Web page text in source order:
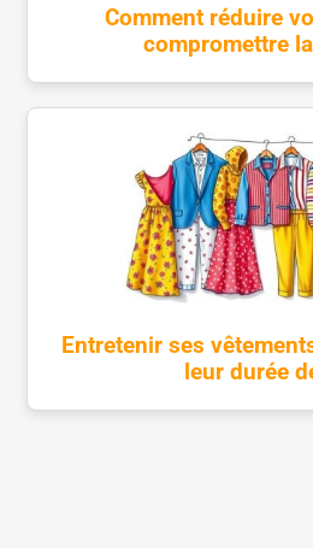
Comment réduire
compromettre
Entretenir ses
leur durée